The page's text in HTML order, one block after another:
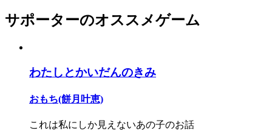
サポーターのオススメゲーム
わたしとかいだんのきみ
おもち(餅月叶恵)
これは私にしか見えないあの子のお話